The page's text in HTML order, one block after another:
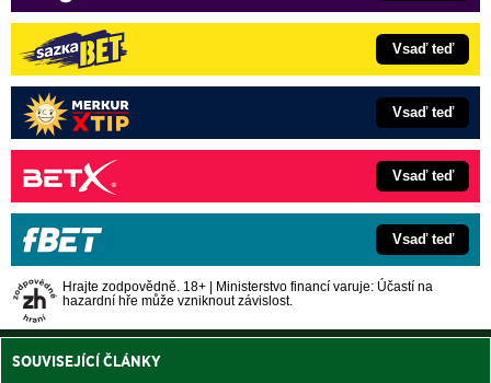
Vsaď teď
Vsaď teď
Vsaď teď
Vsaď teď
Hrajte zodpovědně. 18+ | Ministerstvo financí varuje: Účastí na
hazardní hře může vzniknout závislost.
SOUVISEJÍCÍ ČLÁNKY